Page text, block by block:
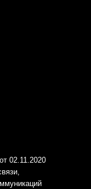
02.11.2020